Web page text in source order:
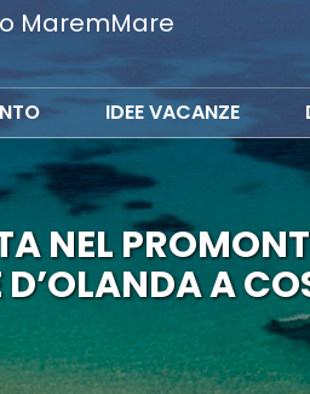
MaremMare
IDEE VACANZE
NEL
A